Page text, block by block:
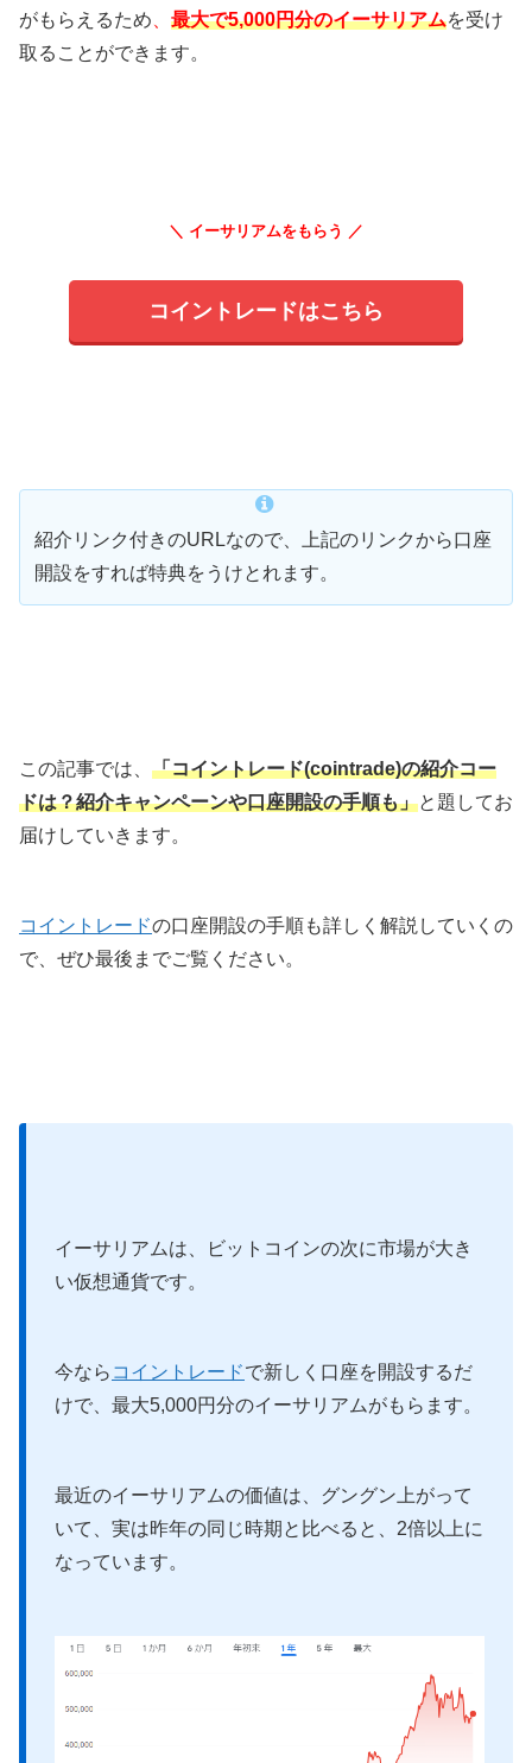
がもらえるため 最大で5,000円分のイーサリアムを受け
取ることができます。
＼ イーサリアムをもらう ／
コイントレードはこちら
紹介リンク付きのURLなので、上記のリンクから口座
開設をすれば特典をうけとれます。
この記事では、 「コイントレード(cointrade)の紹介コー
ドは？紹介キャンペーンや口座開設の手順も」と題してお
届けしていきます。
コイントレードの口座開設の手順も詳しく解説していくの
で、ぜひ最後までご覧ください。
イーサリアムは、ビットコインの次に市場が大き
い仮想通貨です。
今なら コイントレードで新しく口座を開設するだ
けで、最大5,000円分のイーサリアムがもらます。
最近のイーサリアムの価値は、グングン上がって
いて、実は昨年の同じ時期と比べると、2倍以上に
なっています。